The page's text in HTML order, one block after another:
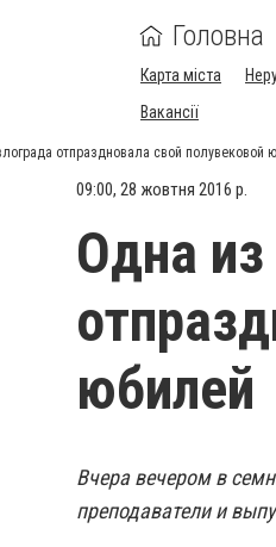
Головна
Карта міста
Вакансії
отпраздновала свой полувековой
09:00, 28 жовтня 2016 р.
Одна
юбилей
Вчера вечером в
преподаватели и